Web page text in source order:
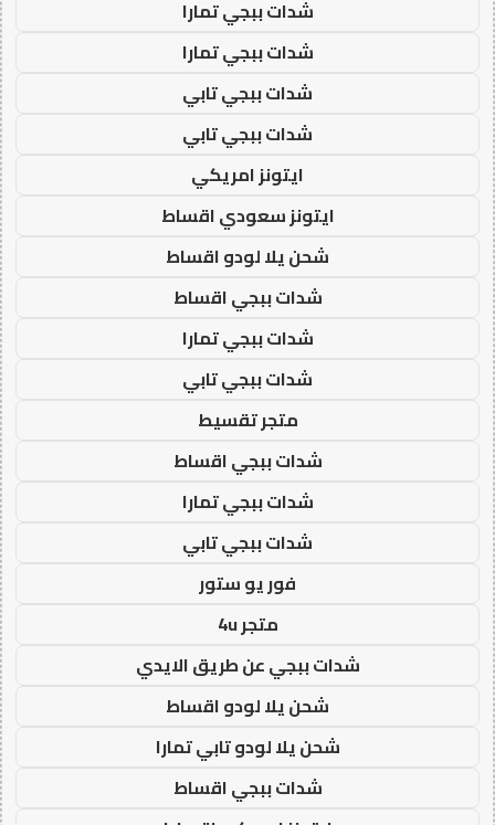
شدات ببجي تمارا
شدات ببجي تمارا
شدات ببجي تابي
شدات ببجي تابي
ايتونز امريكي
ايتونز سعودي اقساط
شحن يلا لودو اقساط
شدات ببجي اقساط
شدات ببجي تمارا
شدات ببجي تابي
متجر تقسيط
شدات ببجي اقساط
شدات ببجي تمارا
شدات ببجي تابي
فور يو ستور
متجر 4u
شدات ببجي عن طريق الايدي
شحن يلا لودو اقساط
شحن يلا لودو تابي تمارا
شدات ببجي اقساط